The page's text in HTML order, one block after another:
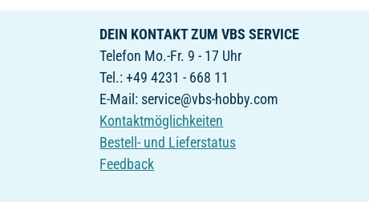
DEIN KONTAKT ZUM VBS SERVICE
Telefon Mo.-Fr. 9 - 17 Uhr
Tel.: +49 4231 - 668 11
E-Mail: service@vbs-hobby.com
Kontaktmöglichkeiten
Bestell- und Lieferstatus
Feedback